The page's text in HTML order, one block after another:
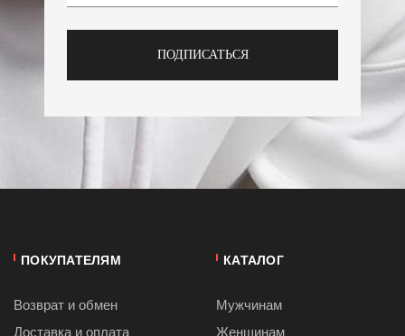
ПОДПИСАТЬСЯ
ПОКУПАТЕЛЯМ
Возврат и обмен
Доставка и оплата
КАТАЛОГ
Мужчинам
Женщинам